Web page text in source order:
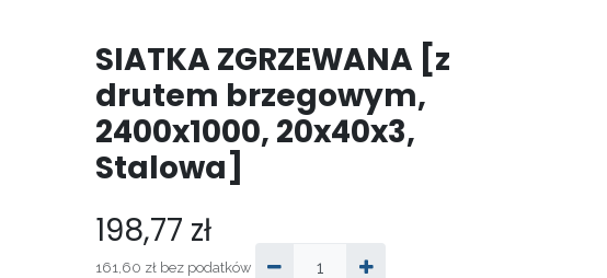
SIATKA ZGRZEWANA [z
drutem brzegowym,
2400x1000, 20x40x3,
Stalowa]
198,77 zł
161,60 zł bez podatków